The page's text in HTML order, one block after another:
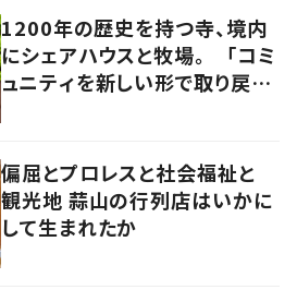
1200年の歴史を持つ寺、境内
にシェアハウスと牧場。 「コミ
ュニティを新しい形で取り戻
偏屈とプロレスと社会福祉と
観光地 蒜山の行列店はいかに
して生まれたか